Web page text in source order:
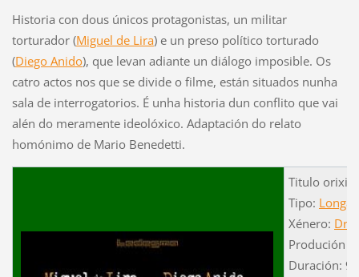
Historia con dous únicos protagonistas, un militar
torturador (Miguel de Lira) e un preso político torturado
(Diego Anido), que levan adiante un diálogo imposible. Os
catro actos nos que se divide o filme, están situados nunha
sala de interrogatorios. É unha historia dun conflito que vai
alén do meramente ideolóxico. Adaptación do relato
homónimo de Mario Benedetti.
Titulo
Tipo:
Xénero:
Produción
Duración: